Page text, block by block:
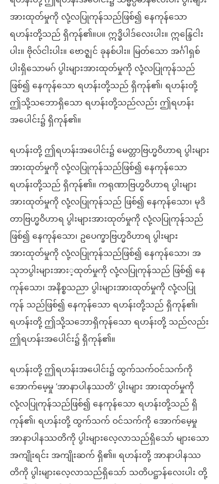
အားထုတ်မှုကို လုံ့လပြုကုန်သည်ဖြစ်၍ နေကုန်သော
ရဟန်းတို့သည် ရှိကုန်၏။ပ။ ဣဒ္ဓိပါဒ်လေးပါး။ ဣန္ဒြေငါး
ပါး။ ဗိုလ်ငါးပါး။ ဗောဇ္ဈင် ခုနစ်ပါး။ မြတ်သော အင်္ဂါရှစ်
ပါးရှိသောမဂ် ပွါးများအားထုတ်မှုကို လုံ့လပြုကုန်သည်
ဖြစ်၍ နေကုန်သော ရဟန်းတို့သည် ရှိကုန်၏၊ ရဟန်းတို့
ဤသို့သဘောရှိသော ရဟန်းတို့သည်လည်း ဤရဟန်း
အပေါင်း၌ ရှိကုန်၏။
ရဟန်းတို့ ဤရဟန်းအပေါင်း၌ မေတ္တာဗြဟ္မဝိဟာရ ပွါးများ
အားထုတ်မှုကို လုံ့လပြုကုန်သည်ဖြစ်၍ နေကုန်သော
ရဟန်းတို့သည် ရှိကုန်၏။ ကရုဏာဗြဟ္မဝိဟာရ ပွါးများ
အားထုတ်မှုကို လုံ့လပြုကုန်သည် ဖြစ်၍ နေကုန်သော၊ မုဒိ
တာဗြဟ္မဝိဟာရ ပွါးများအားထုတ်မှုကို လုံ့လပြုကုန်သည်
ဖြစ်၍ နေကုန်သော၊ ဥပေက္ခာဗြဟ္မဝိဟာရ ပွါးများ
အားထုတ်မှုကို လုံ့လပြုကုန်သည်ဖြစ်၍ နေကုန်သော၊ အ
သုဘပွါးများအား့ထုတ်မှုကို လုံ့လပြုကုန်သည် ဖြစ်၍ နေ
ကုန်သော၊ အနိစ္စသညာ ပွါးများအားထုတ်မှုကို လုံ့လပြု
ကုန် သည်ဖြစ်၍ နေကုန်သော ရဟန်းတို့သည် ရှိကုန်၏၊
ရဟန်းတို့ ဤသို့သဘောရှိကုန်သော ရဟန်းတို့ သည်လည်း
ဤရဟန်းအပေါင်း၌ ရှိကုန်၏။
ရဟန်းတို့ ဤရဟန်းအပေါင်း၌ ထွက်သက်ဝင်သက်ကို
အောက်မေ့မှု ‘အာနာပါနဿတိ’ ပွါးများ အားထုတ်မှုကို
လုံ့လပြုကုန်သည်ဖြစ်၍ နေကုန်သော ရဟန်းတို့သည် ရှိ
ကုန်၏၊ ရဟန်းတို့ ထွက်သက် ဝင်သက်ကို အောက်မေ့မှု
အာနာပါနဿတိကို ပွါးများလေ့လာသည်ရှိသော် များသော
အကျိုးရင်း အကျိုးဆက် ရှိ၏။ ရဟန်းတို့ အာနာပါနဿ
တိကို ပွါးများလေ့လာသည်ရှိသော် သတိပဋ္ဌာန်လေးပါး တို့